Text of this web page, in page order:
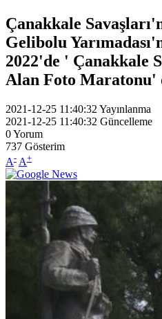
Çanakkale
Gelibolu
2022'de ' Çanakkale
Alan Foto Maratonu'
2021-12-25 11:40:32 Yayınlanma
2021-12-25 11:40:32 Güncelleme
0Yorum
737 Gösterim
A- A+